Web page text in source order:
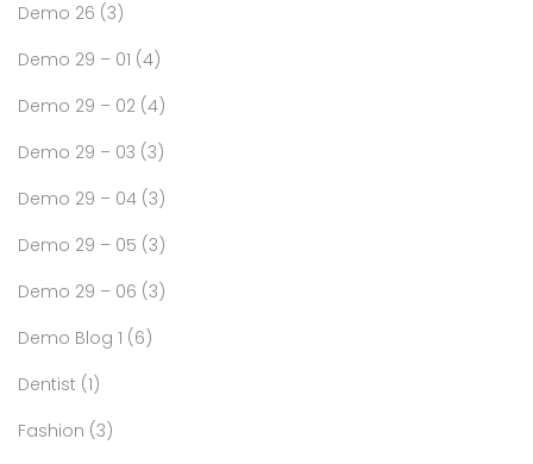
Demo 26 (3)
Demo 29 – 01 (4)
Demo 29 – 02 (4)
Demo 29 – 03 (3)
Demo 29 – 04 (3)
Demo 29 – 05 (3)
Demo 29 – 06 (3)
Demo Blog 1 (6)
Dentist (1)
Fashion (3)